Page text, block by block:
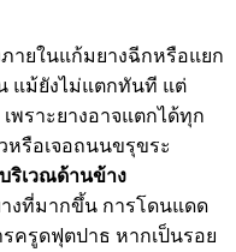
ายในแก้มยางฉีกหรือแยก
แม้ยังไม่แตกทันที แต่
พราะยางอาจแตกได้ทุก
หรือเจอถนนขรุขระ
ริเวณด้านข้าง
งที่มากขึ้น การโดนแดด
ครูดฟุตปาธ หากเป็นรอย